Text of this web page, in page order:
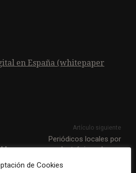
en España (whitepaper
Artículo siguiente
Periódicos locales por
correo electrónico: el caso
de Cookies